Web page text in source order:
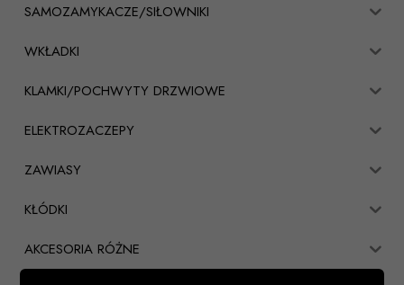
SAMOZAMYKACZE/SIŁOWNIKI
WKŁADKI
KLAMKI/POCHWYTY DRZWIOWE
ELEKTROZACZEPY
ZAWIASY
KŁÓDKI
AKCESORIA RÓŻNE